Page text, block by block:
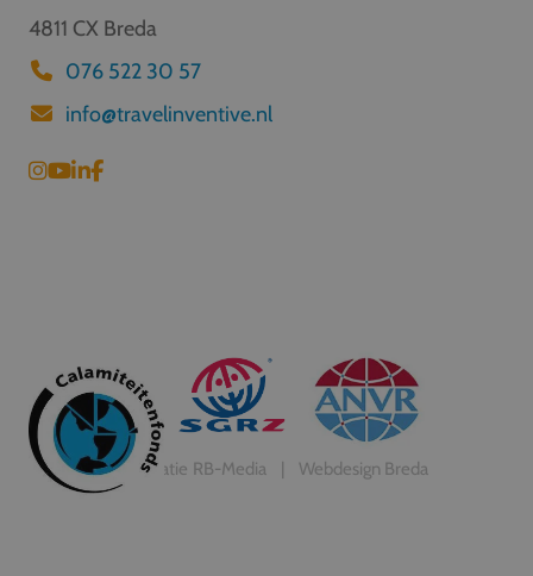
4811 CX Breda
076 522 30 57
info@travelinventive.nl
Realisatie RB-Media Webdesign Breda